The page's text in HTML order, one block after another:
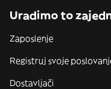
Uradimo to
Zaposlenje
Registruj svoje
Dostavljači